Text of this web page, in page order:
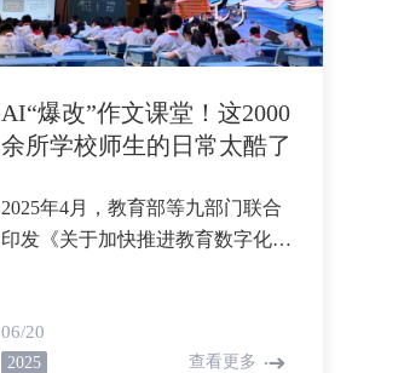
AI“爆改”作文课堂！这2000
余所学校师生的日常太酷了
2025年4月，教育部等九部门联合
印发《关于加快推进教育数字化的
家政策的引领下，校园成为教育数
字化变革的前沿阵地。在数以计千
06/20
2025 查看更多